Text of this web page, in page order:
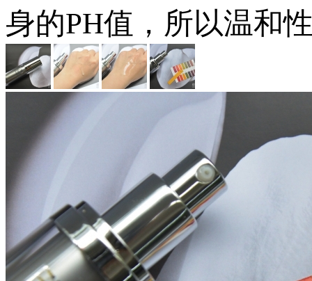
身的PH值，所以温和